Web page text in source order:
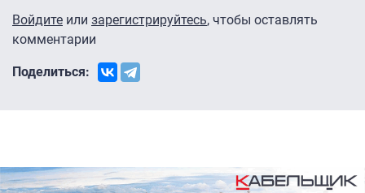
Войдите или зарегистрируйтесь, чтобы оставлять
комментарии
Поделиться: